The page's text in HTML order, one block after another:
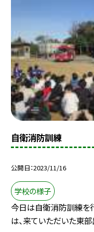
自衛消防訓練
公開日 2023/11/16
学校の様子
今日は自衛消防訓練を
は、来ていただいた東